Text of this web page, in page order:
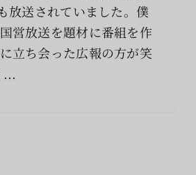
放送されていました。僕
営放送を題材に番組を作
立ち会った広報の方が笑
...